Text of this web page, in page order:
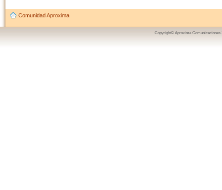
Comunidad Aproxima
Copyright© Aproxima Comunicaciones